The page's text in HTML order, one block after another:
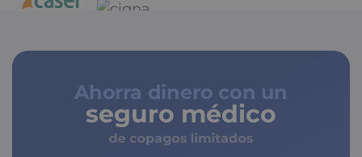
Ahorra dinero con un
seguro médico
de copagos limitados